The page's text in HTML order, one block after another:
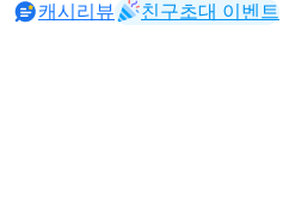
캐시리뷰 친구초대 이벤트